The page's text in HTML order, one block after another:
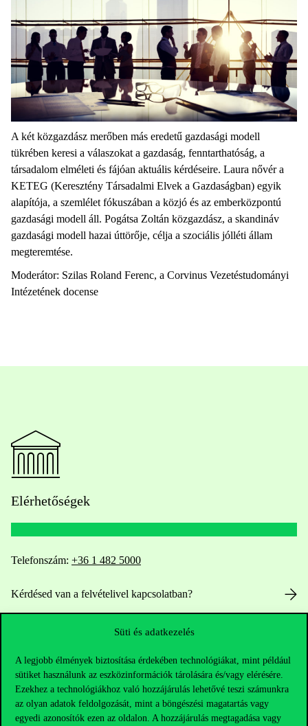
Süti és adatkezelés
A legjobb élmények biztosítása érdekében technológiákat, mint például
sütiket használunk az eszközinformációk tárolására és/vagy elérésére.
Ezekhez a technológiákhoz való hozzájárulás lehetővé teszi számunkra
az olyan adatok feldolgozását, mint a böngészési magatartás vagy
egyedi azonosítók ezen az oldalon. A hozzájárulás megtagadása vagy
A két közgazdász merőben más eredetű gazdasági modell
tükrében keresi a válaszokat a gazdaság, fenntarthatóság, a
társadalom elméleti és fájóan aktuális kérdéseire. Laura nővér a
KETEG (Keresztény Társadalmi Elvek a Gazdaságban) egyik
alapítója, a szemlélet fókuszában a közjó és az emberközpontú
gazdasági modell áll. Pogátsa Zoltán közgazdász, a skandináv
gazdasági modell hazai úttörője, célja a szociális jólléti állam
megteremtése.
Moderátor: Szilas Roland Ferenc, a Corvinus Vezetéstudományi
Intézetének docense
Elérhetőségek
Telefonszám: +36 1 482 5000
Kérdésed van a felvételivel kapcsolatban?
HUB jelenlegi hallgatóinknak
Sajtó:press@uni-corvinus.hu